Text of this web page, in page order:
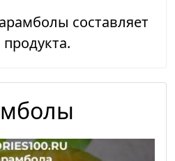
составляет
продукта.